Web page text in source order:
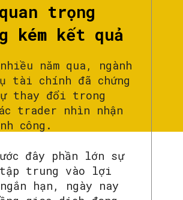
trọng
kém kết quả
năm qua, ngành
tài chính đã chứng
thay đổi trong
trader nhìn nhận
công.
đây phần lớn sự
trung vào lợi
hạn, ngày nay